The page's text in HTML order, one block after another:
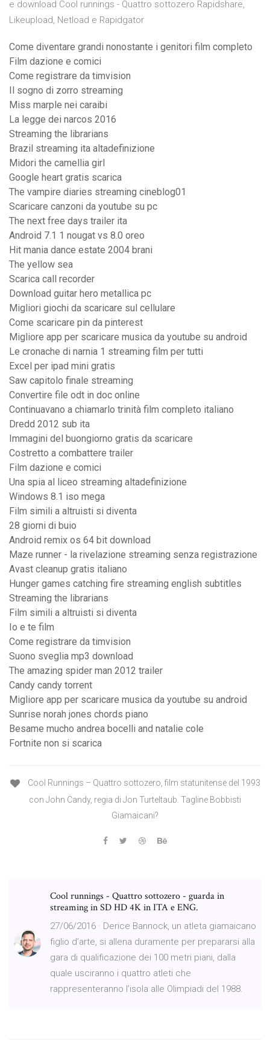
e download Cool runnings - Quattro sottozero Rapidshare,
Likeupload, Netload e Rapidgator
Come diventare grandi nonostante i genitori film completo
Film dazione e comici
Come registrare da timvision
Il sogno di zorro streaming
Miss marple nei caraibi
La legge dei narcos 2016
Streaming the librarians
Brazil streaming ita altadefinizione
Midori the camellia girl
Google heart gratis scarica
The vampire diaries streaming cineblog01
Scaricare canzoni da youtube su pc
The next free days trailer ita
Android 7.1 1 nougat vs 8.0 oreo
Hit mania dance estate 2004 brani
The yellow sea
Scarica call recorder
Download guitar hero metallica pc
Migliori giochi da scaricare sul cellulare
Come scaricare pin da pinterest
Migliore app per scaricare musica da youtube su android
Le cronache di narnia 1 streaming film per tutti
Excel per ipad mini gratis
Saw capitolo finale streaming
Convertire file odt in doc online
Continuavano a chiamarlo trinità film completo italiano
Dredd 2012 sub ita
Immagini del buongiorno gratis da scaricare
Costretto a combattere trailer
Film dazione e comici
Una spia al liceo streaming altadefinizione
Windows 8.1 iso mega
Film simili a altruisti si diventa
28 giorni di buio
Android remix os 64 bit download
Maze runner - la rivelazione streaming senza registrazione
Avast cleanup gratis italiano
Hunger games catching fire streaming english subtitles
Streaming the librarians
Film simili a altruisti si diventa
Io e te film
Come registrare da timvision
Suono sveglia mp3 download
The amazing spider man 2012 trailer
Candy candy torrent
Migliore app per scaricare musica da youtube su android
Sunrise norah jones chords piano
Besame mucho andrea bocelli and natalie cole
Fortnite non si scarica
Cool Runnings – Quattro sottozero, film statunitense del 1993
con John Candy, regia di Jon Turteltaub. Tagline Bobbisti
Giamaicani?
Cool runnings - Quattro sottozero - guarda in
streaming in SD HD 4K in ITA e ENG.
27/06/2016 · Derice Bannock, un atleta giamaicano
figlio d’arte, si allena duramente per prepararsi alla
gara di qualificazione dei 100 metri piani, dalla
quale usciranno i quattro atleti che
rappresenteranno l’isola alle Olimpiadi del 1988.